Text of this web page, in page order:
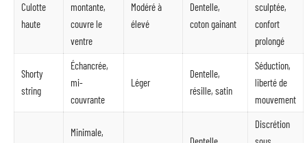
Culotte
haute
montante,
couvre le
ventre
Modéré à
élevé
Dentelle,
coton gainant
sculptée,
confort
prolongé
Shorty
string
Échancrée,
mi-
couvrante
Léger
Dentelle,
résille, satin
Séduction,
liberté de
mouvement
Minimale,
Discrétion